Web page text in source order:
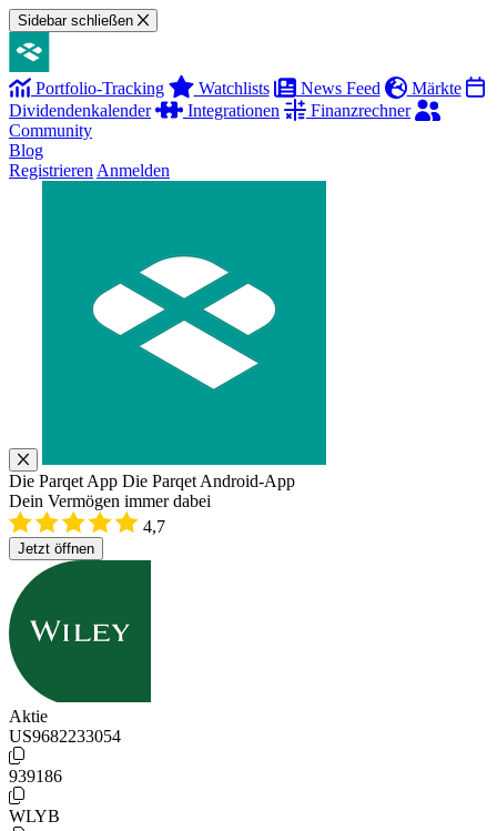
Sidebar schließen
Portfolio-Tracking Watchlists News Feed
Märkte
Dividendenkalender
Integrationen
Finanzrechner
Community
Blog
Registrieren Anmelden
Die Parqet App Die Parqet Android-App
Dein Vermögen immer dabei
4,7
Jetzt öffnen
Aktie
US9682233054
939186
WLYB